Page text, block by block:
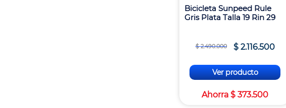
Bicicleta Sunpeed Rule
Gris Plata Talla 19 Rin 29
$ 2.490.000 $ 2.116.500
Ver producto
Ahorra $ 373.500